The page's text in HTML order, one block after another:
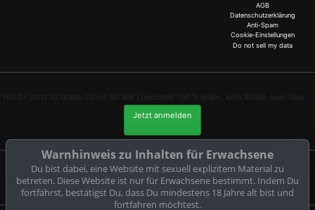
AGB
Datenschutzerklärung
Anti-Spam
Cookie-Einstellungen
Do not sell my data
Hol Dir jetzt 10 Gratis-Coins für alle Livecams! 100 % gratis, kein Risiko, kein Abo!
Jetzt anmelden
Beschwerden und Entfernung von Inhalten
Warnhinweis zu Inhalten für Erwachsene
Du bist dabei, eine Website mit sexuell explizitem Material zu
betreten. Diese Website ist nur für Erwachsene bestimmt. Indem Du
fortfährst, bestätigst Du, dass Du mindestens 18 Jahre alt bist und
fortfahren möchtest.